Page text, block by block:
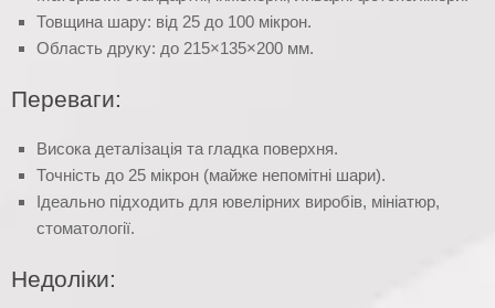
Товщина шару: від 25 до 100 мікрон.
Область друку: до 215×135×200 мм.
Переваги:
Висока деталізація та гладка поверхня.
Точність до 25 мікрон (майже непомітні шари).
Ідеально підходить для ювелірних виробів, мініатюр,
стоматології.
Недоліки: